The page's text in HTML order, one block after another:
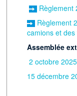
Règlement
Règlement
camions et
Assemblée
2 octobre 2025
15 décembre